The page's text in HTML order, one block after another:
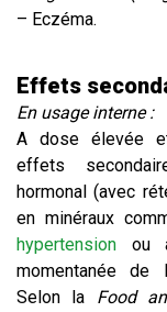
– Eczéma.
Effets
En usage interne :
A dose élevée
effets
hormonal (avec
en minéraux
hypertension ou
momentanée de
Selon la Food